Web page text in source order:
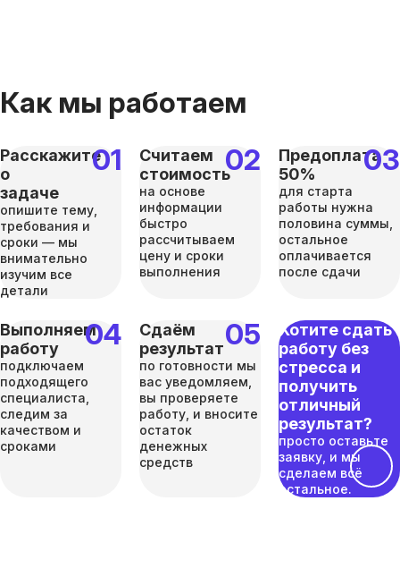
Как мы работаем
Расскажите
о
задаче
опишите тему,
требования и
сроки — мы
внимательно
изучим все
детали
Считаем
стоимость
на основе
информации
быстро
рассчитываем
цену и сроки
выполнения
Предоплата
50%
для старта
работы нужна
половина суммы,
остальное
оплачивается
после сдачи
Выполняем
работу
подключаем
подходящего
специалиста,
следим за
качеством и
сроками
Сдаём
результат
по готовности мы
вас уведомляем,
вы проверяете
работу, и вносите
остаток
денежных
средств
Хотите сдать
работу без
стресса и
получить
отличный
результат?
просто оставьте
заявку, и мы
сделаем всё
остальное.